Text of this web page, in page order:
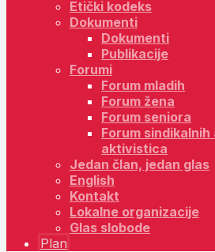
Etički kodeks
Dokumenti
Dokumenti
Publikacije
Forumi
Forum mladih
Forum žena
Forum seniora
Forum
aktivistica
Jedan član, jedan glas
English
Kontakt
Lokalne organizacije
Glas slobode
Plan